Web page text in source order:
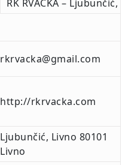
RK RVACKA – Ljubunčić,
rkrvacka@gmail.com
http://rkrvacka.com
Ljubunčić, Livno 80101
Livno